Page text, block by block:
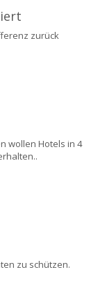
zurück
wollen Hotels in 4
zu schützen.